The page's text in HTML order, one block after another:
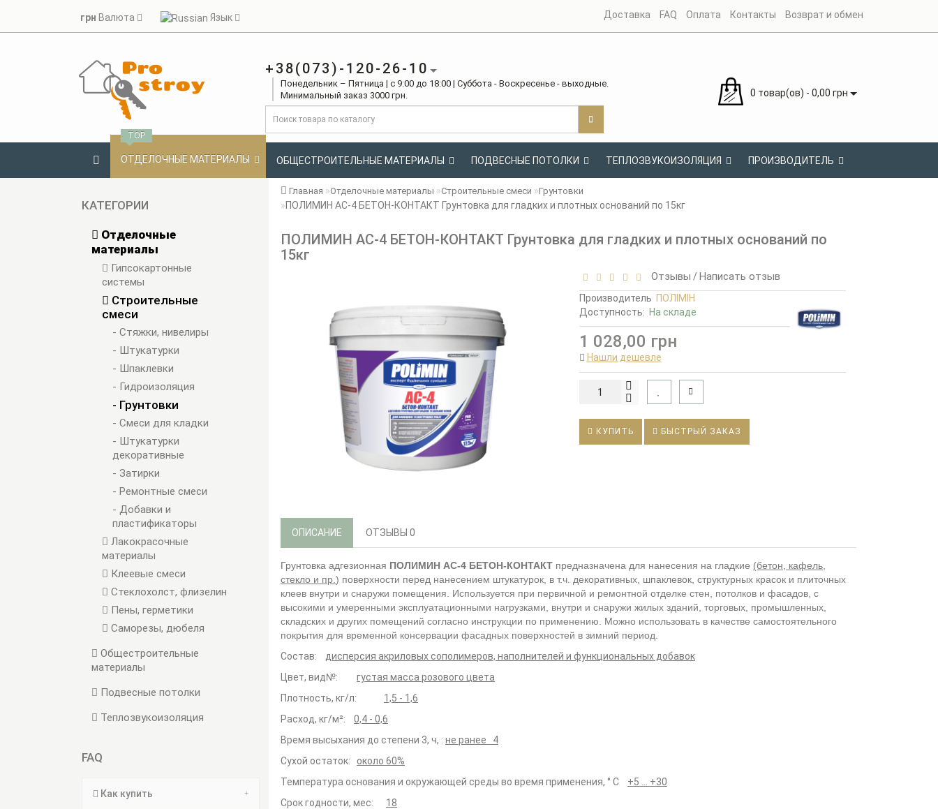
грн Валюта Язык Доставка FAQ Оплата Контакты Возврат и обмен
+38(073)-120-26-10
Понедельник – Пятница | с 9:00 до 18:00 | Суббота - Воскресенье - выходные.
Минимальный заказ 3000 грн.
0 товар(ов) - 0,00 грн
ОТДЕЛОЧНЫЕ МАТЕРИАЛЫ
TOP
ОБЩЕСТРОИТЕЛЬНЫЕ МАТЕРИАЛЫ ПОДВЕСНЫЕ ПОТОЛКИ ТЕПЛОЗВУКОИЗОЛЯЦИЯ ПРОИЗВОДИТЕЛЬ
КАТЕГОРИИ
Отделочные
материалы
Гипсокартонные
системы
Строительные
смеси
- Стяжки, нивелиры
- Штукатурки
- Шпаклевки
- Гидроизоляция
- Грунтовки
- Смеси для кладки
- Штукатурки
декоративные
- Затирки
- Ремонтные смеси
- Добавки и
пластификаторы
Лакокрасочные
материалы
Клеевые смеси
Стеклохолст, флизелин
Пены, герметики
Саморезы, дюбеля
Общестроительные
материалы
Подвесные потолки
Теплозвукоизоляция
FAQ
Как купить
Главная Отделочные материалы Строительные смеси Грунтовки
ПОЛИМИН АС-4 БЕТОН-КОНТАКТ Грунтовка для гладких и плотных оснований по 15кг
ПОЛИМИН АС-4 БЕТОН-КОНТАКТ Грунтовка для гладких и плотных оснований по
15кг
Отзывы / Написать отзыв
Производитель ПОЛІМІН
Доступность: На складе
1 028,00 грн
Нашли дешевле
КУПИТЬ БЫСТРЫЙ ЗАКАЗ
ОПИСАНИЕ ОТЗЫВЫ 0
Грунтовка адгезионная ПОЛИМИН АС-4 БЕТОН-КОНТАКТ предназначена для нанесения на гладкие (бетон, кафель,
стекло и пр. ) поверхности перед нанесением штукатурок, в т.ч. декоративных, шпаклевок, структурных красок и плиточных
клеев внутри и снаружи помещения. Используется при первичной и ремонтной отделке стен, потолков и фасадов, с
высокими и умеренными эксплуатационными нагрузками, внутри и снаружи жилых зданий, торговых, промышленных,
складских и других помещений согласно инструкции по применению. Можно использовать в качестве самостоятельного
покрытия для временной консервации фасадных поверхностей в зимний период.
Состав: дисперсия акриловых сополимеров, наполнителей и функциональных добавок
Цвет, вид№: густая масса розового цвета
Плотность, кг/л: 1,5 - 1,6
Расход, кг/м²: 0,4 - 0,6
Время высыхания до степени 3, ч, : не ранее 4
Сухой остаток: около 60%
Температура основания и окружающей среды во время применения, ° С +5 ... +30
Срок годности, мес: 18